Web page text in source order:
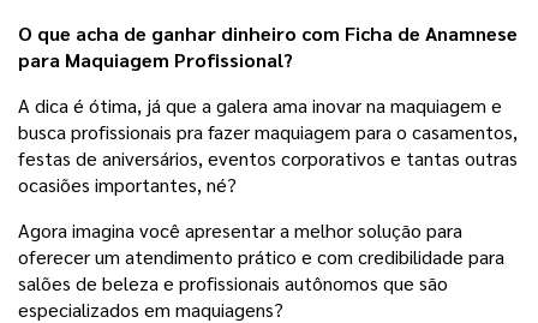
O que acha de ganhar dinheiro com Ficha de Anamnese
para Maquiagem Profissional?
A dica é ótima, já que a galera ama inovar na maquiagem e
busca profissionais pra fazer maquiagem para o casamentos,
festas de aniversários, eventos corporativos e tantas outras
ocasiões importantes, né?
Agora imagina você apresentar a melhor solução para
oferecer um atendimento prático e com credibilidade para
salões de beleza e profissionais autônomos que são
especializados em maquiagens?